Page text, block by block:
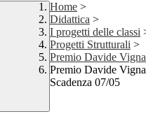
Home >
Didattica >
I progetti delle classi
Progetti Strutturali >
Premio Davide
Premio Davide
Scadenza 07/05